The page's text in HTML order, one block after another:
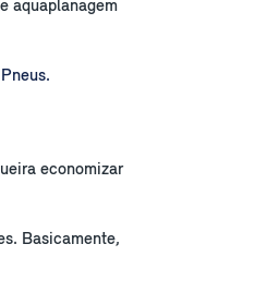
aquaplanagem
economizar
Basicamente,